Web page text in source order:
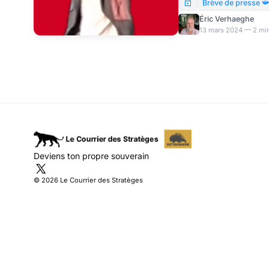
version du pacte de
oblige à limiter à le
Brève de presse 📯
Éric Verhaeghe
13 mars 2024 — 2
Deviens ton propre souverain
© 2026 Le Courrier des Stratèges